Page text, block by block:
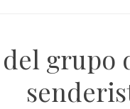
grupo